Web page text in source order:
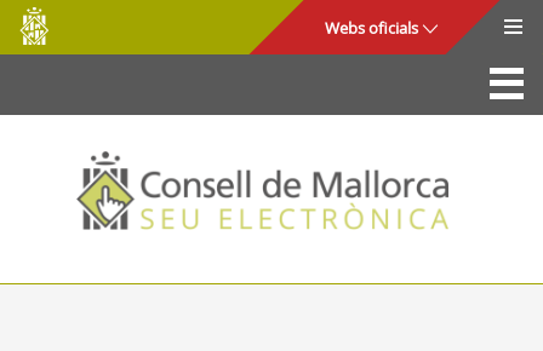
Salta al contingut principal
Consell
de
Mallorca
Webs oficials
La Seu
Consell de Mallorca
Accés i seguretat
Utilitats